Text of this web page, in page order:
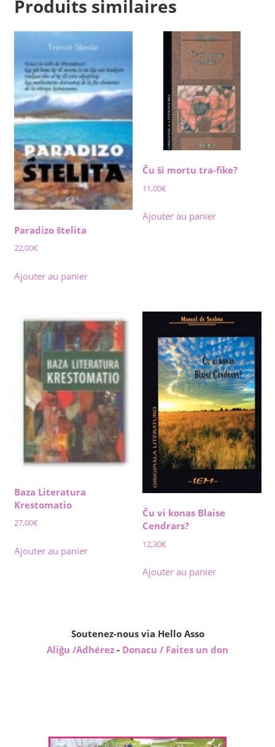
Produits similaires
Paradizo ŝtelita
22,00€
Ajouter au panier
Ĉu ŝi mortu tra-fike?
11,00€
Ajouter au panier
Baza Literatura
Krestomatio
27,00€
Ajouter au panier
Ĉu vi konas Blaise
Cendrars?
12,30€
Ajouter au panier
Soutenez-nous via Hello Asso
Aliĝu /Adhérez - Donacu / Faites un don